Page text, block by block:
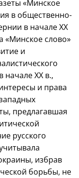
«Минское
в общественно-
в начале XX
«Минское слово»
и
начале XX в.,
и права
предлагавшая
русского
избрав
борьбы, не